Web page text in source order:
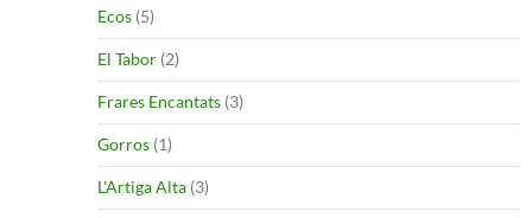
Ecos (5)
El Tabor (2)
Frares Encantats (3)
Gorros (1)
L'Artiga Alta (3)